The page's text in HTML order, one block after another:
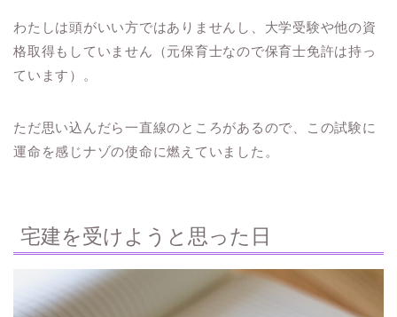
わたしは頭がいい方ではありませんし、大学受験や他の資
格取得もしていません（元保育士なので保育士免許は持っ
ています）。
ただ思い込んだら一直線のところがあるので、この試験に
運命を感じナゾの使命に燃えていました。
宅建を受けようと思った日